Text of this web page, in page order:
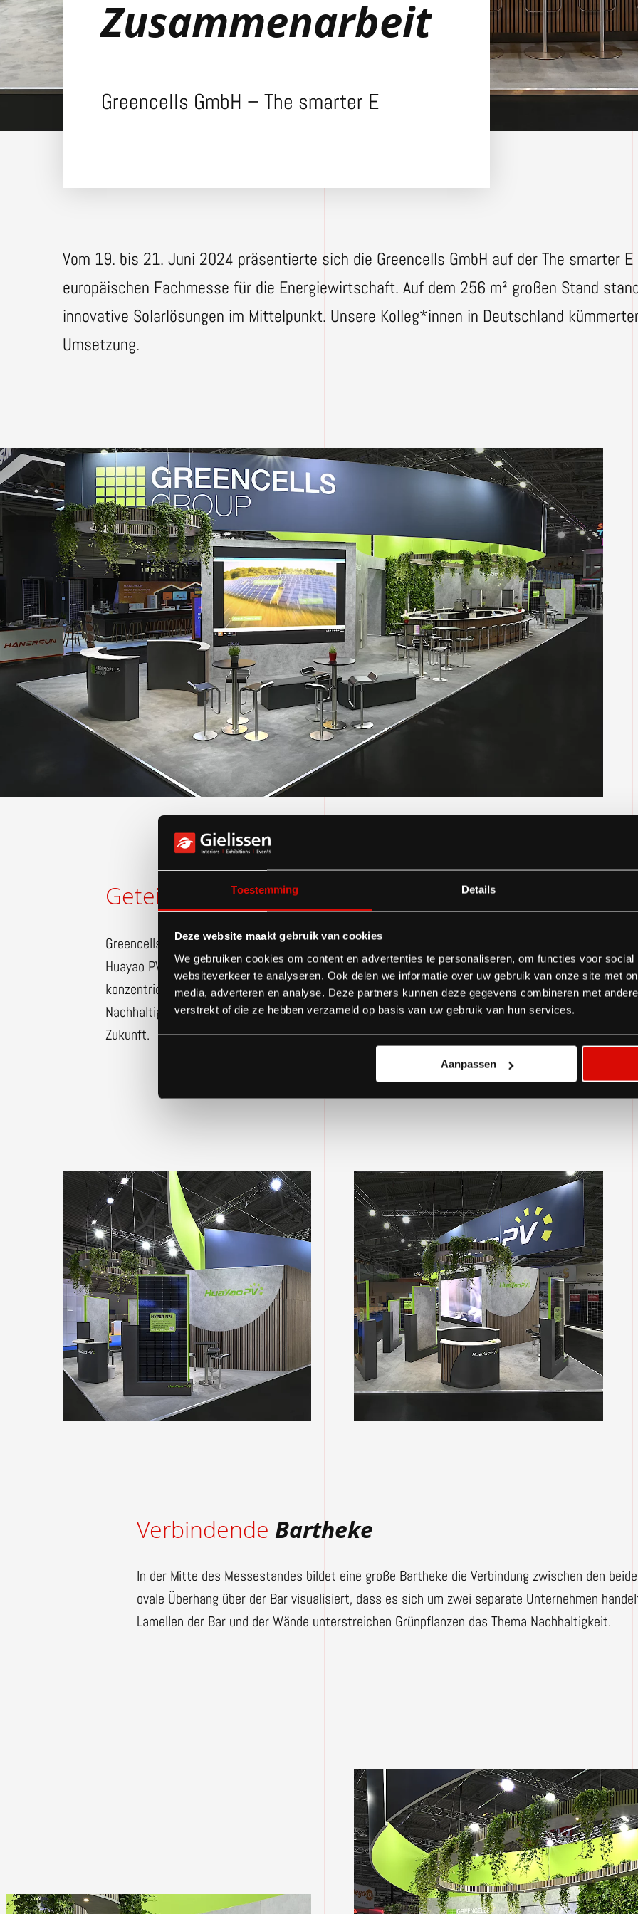
Toestemming Details
Deze website maakt gebruik van cookies
We gebruiken cookies om content en advertenties te personaliseren, om functies voor
websiteverkeer te analyseren. Ook delen we informatie over uw gebruik van onze site met
media, adverteren en analyse. Deze partners kunnen deze gegevens combineren met
verstrekt of die ze hebben verzameld op basis van uw gebruik van hun services.
Aanpassen
Zusammenarbeit
Greencells GmbH – The smarter E
Vom 19. bis 21. Juni 2024 präsentierte sich die Greencells GmbH auf der The smarter
europäischen Fachmesse für die Energiewirtschaft. Auf dem 256 m² großen Stand
innovative Solarlösungen im Mittelpunkt. Unsere Kolleg*innen in Deutschland
Umsetzung.
Geteilter Messestand
Greencells teilte sich den Stand mit seinem chinesischen Schwesterunternehmen
Huayao PV, dem Hersteller der Greencells-Solarmodule. Bei der Gestaltung
konzentrierten wir uns auf die geteilten Werte beider Unternehmen, wie
Nachhaltigkeit und Innovation, und ihr gemeinsames Streben nach einer grüneren
Zukunft.
Verbindende Bartheke
In der Mitte des Messestandes bildet eine große Bartheke die Verbindung zwischen den
ovale Überhang über der Bar visualisiert, dass es sich um zwei separate Unternehmen
Lamellen der Bar und der Wände unterstreichen Grünpflanzen das Thema Nachhaltigkeit.